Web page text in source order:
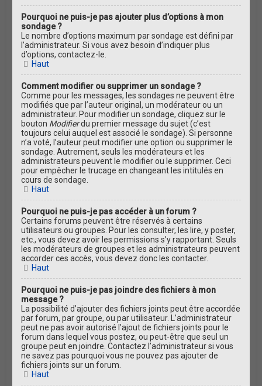
Pourquoi ne puis-je pas ajouter plus d’options à mon
sondage ?
Le nombre d’options maximum par sondage est défini par
l’administrateur. Si vous avez besoin d’indiquer plus
d’options, contactez-le.
Haut
Comment modifier ou supprimer un sondage ?
Comme pour les messages, les sondages ne peuvent être
modifiés que par l’auteur original, un modérateur ou un
administrateur. Pour modifier un sondage, cliquez sur le
bouton Modifierdu premier message du sujet (c’est
toujours celui auquel est associé le sondage). Si personne
n’a voté, l’auteur peut modifier une option ou supprimer le
sondage. Autrement, seuls les modérateurs et les
administrateurs peuvent le modifier ou le supprimer. Ceci
pour empêcher le trucage en changeant les intitulés en
cours de sondage.
Haut
Pourquoi ne puis-je pas accéder à un forum ?
Certains forums peuvent être réservés à certains
utilisateurs ou groupes. Pour les consulter, les lire, y poster,
etc., vous devez avoir les permissions s’y rapportant. Seuls
les modérateurs de groupes et les administrateurs peuvent
accorder ces accès, vous devez donc les contacter.
Haut
Pourquoi ne puis-je pas joindre des fichiers à mon
message ?
La possibilité d’ajouter des fichiers joints peut être accordée
par forum, par groupe, ou par utilisateur. L’administrateur
peut ne pas avoir autorisé l’ajout de fichiers joints pour le
forum dans lequel vous postez, ou peut-être que seul un
groupe peut en joindre. Contactez l’administrateur si vous
ne savez pas pourquoi vous ne pouvez pas ajouter de
fichiers joints sur un forum.
Haut